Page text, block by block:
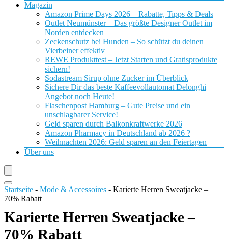
Magazin
Amazon Prime Days 2026 – Rabatte, Tipps & Deals
Outlet Neumünster – Das größte Designer Outlet im
Norden entdecken
Zeckenschutz bei Hunden – So schützt du deinen
Vierbeiner effektiv
REWE Produkttest – Jetzt Starten und Gratisprodukte
sichern!
Sodastream Sirup ohne Zucker im Überblick
Sichere Dir das beste Kaffeevollautomat Delonghi
Angebot noch Heute!
Flaschenpost Hamburg – Gute Preise und ein
unschlagbarer Service!
Geld sparen durch Balkonkraftwerke 2026
Amazon Pharmacy in Deutschland ab 2026 ?
Weihnachten 2026: Geld sparen an den Feiertagen
Über uns
Startseite - Mode & Accessoires - Karierte Herren Sweatjacke –
70% Rabatt
Karierte Herren Sweatjacke –
70% Rabatt